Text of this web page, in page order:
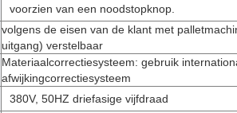
voorzien van een noodstopknop.
volgens de eisen van de klant met
uitgang) verstelbaar
Materiaalcorrectiesysteem: gebruik
afwijkingcorrectiesysteem
380V, 50HZ driefasige vijfdraad